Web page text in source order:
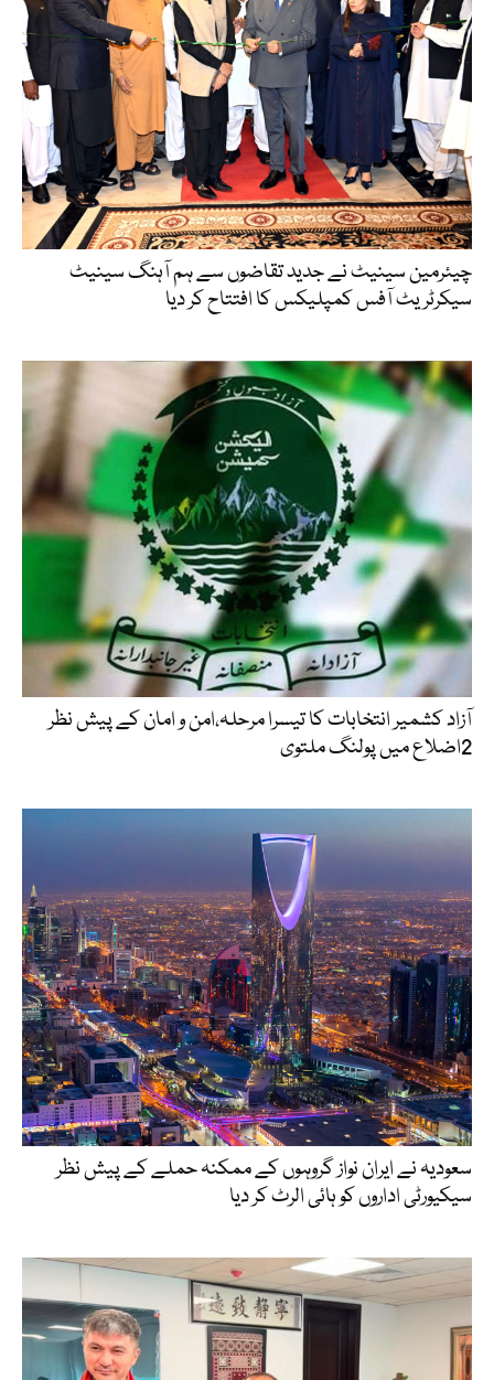
چیئرمین سینیٹ نے جدید تقاضوں سے ہم آہنگ سینیٹ
سیکرٹریٹ آفس کمپلیکس کا افتتاح کر دیا
آزاد کشمیر انتخابات کا تیسرا مرحلہ،امن و امان کے پیش نظر
2اضلاع میں پولنگ ملتوی
سعودیہ نے ایران نواز گروہوں کے ممکنہ حملے کے پیش نظر
سیکیورٹی اداروں کو ہائی الرٹ کر دیا